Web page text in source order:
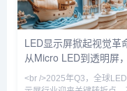
司新一代Apple Watch将率
载Micro LED屏幕，这标志
技术从商用大屏向消费电子
的关键转折。与此同时，
LED背光技术持续下探成本
LED显示屏掀起视觉革
从Micro LED到透明屏
术迭代重塑千亿市场
<br />2025年Q3，全球